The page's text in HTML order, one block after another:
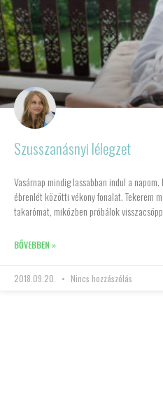
Szusszanásnyi lélegzet
Vasárnap mindig lassabban indul a
ébrenlét közötti vékony fonalat. Tekerem
takarómat, miközben próbálok
BŐVEBBEN »
2018.09.20. Nincs hozzászólás